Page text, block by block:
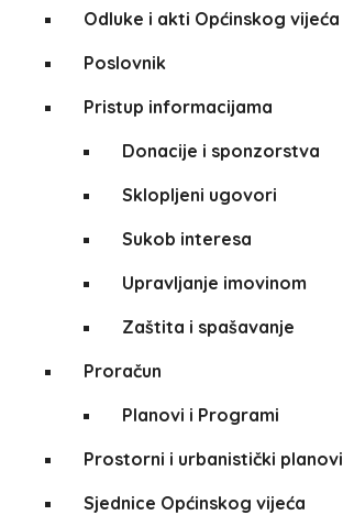
Odluke i akti Općinskog vijeća
Poslovnik
Pristup informacijama
Donacije i sponzorstva
Sklopljeni ugovori
Sukob interesa
Upravljanje imovinom
Zaštita i spašavanje
Proračun
Planovi i Programi
Prostorni i urbanistički planovi
Sjednice Općinskog vijeća